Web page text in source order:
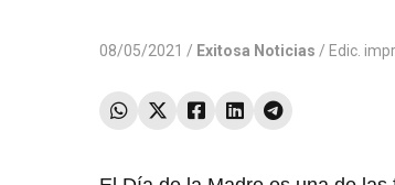
08/05/2021 / Exitosa Noticias / Edic.